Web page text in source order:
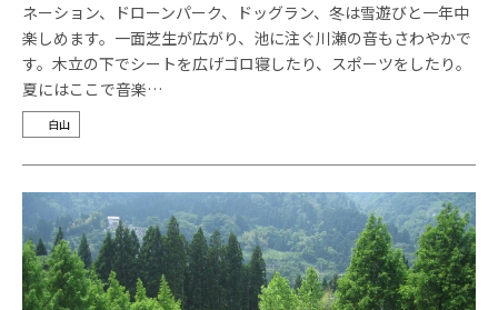
ネーション、ドローンパーク、ドッグラン、冬は雪遊びと一年中
楽しめます。一面芝生が広がり、池に注ぐ川瀬の音もさわやかで
す。木立の下でシートを広げゴロ寝したり、スポーツをしたり。
夏にはここで音楽…
白山